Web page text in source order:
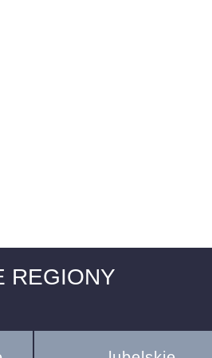
REGIONY